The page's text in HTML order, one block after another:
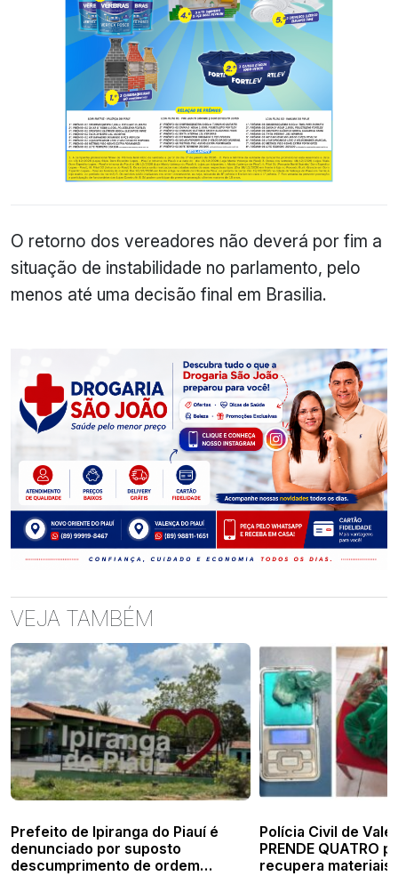
O retorno dos vereadores não deverá por fim a
situação de instabilidade no parlamento, pelo
menos até uma decisão final em Brasilia.
VEJA TAMBÉM
Prefeito de Ipiranga do Piauí é
denunciado por suposto
descumprimento de ordem
Polícia Civil de
PRENDE QUATRO
recupera materiais